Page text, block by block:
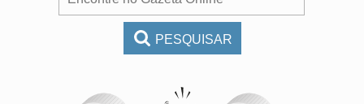
PESQUISAR